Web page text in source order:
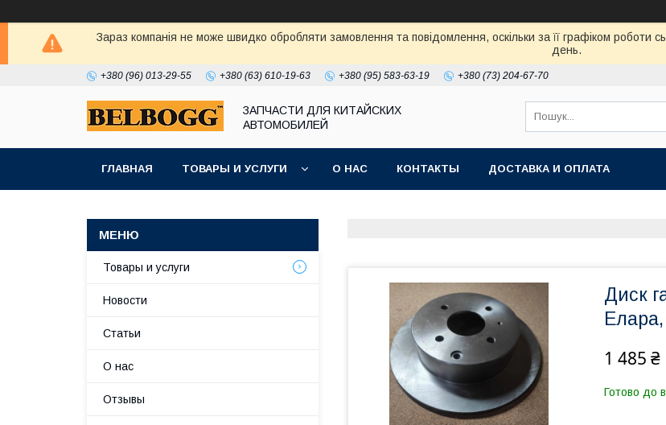
Зараз компанія не може швидко обробляти замовлення та повідомлення, оскільки за її графіком
день.
+380 (96) 013-29-55 +380 (63) 610-19-63 +380 (95) 583-63-19 +380 (73) 204-67-70
ЗАПЧАСТИ ДЛЯ КИТАЙСКИХ
АВТОМОБИЛЕЙ
ГЛАВНАЯ ТОВАРЫ И УСЛУГИ О НАС КОНТАКТЫ ДОСТАВКА И ОПЛАТА
Диск
1 485 ₴
Готово до
Товары и услуги
Новости
Статьи
О нас
Отзывы